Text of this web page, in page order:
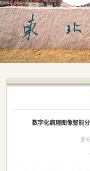
数字化病理图像智能
发